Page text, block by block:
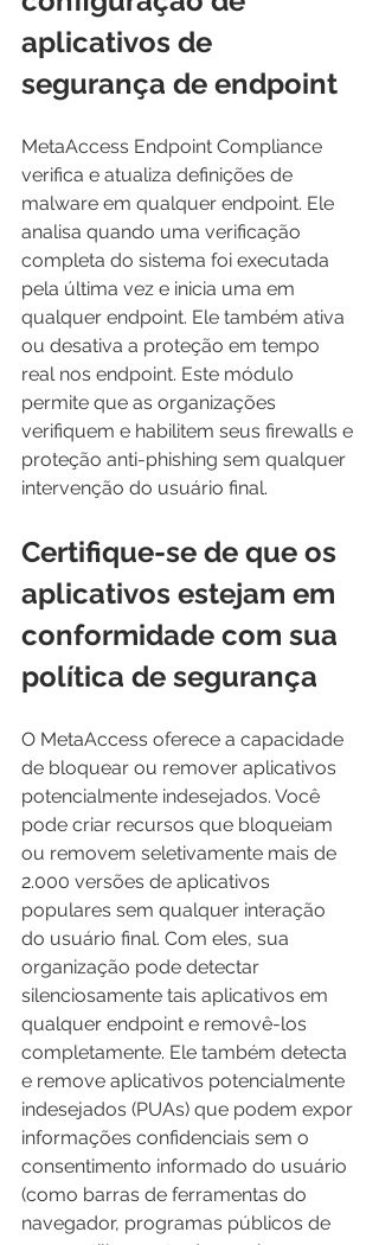
aplicativos de
segurança de endpoint
MetaAccess Endpoint Compliance
verifica e atualiza definições de
malware em qualquer endpoint. Ele
analisa quando uma verificação
completa do sistema foi executada
pela última vez e inicia uma em
qualquer endpoint. Ele também ativa
ou desativa a proteção em tempo
real nos endpoint. Este módulo
permite que as organizações
verifiquem e habilitem seus firewalls e
proteção anti-phishing sem qualquer
intervenção do usuário final.
Certifique-se de que os
aplicativos estejam em
conformidade com sua
política de segurança
O MetaAccess oferece a capacidade
de bloquear ou remover aplicativos
potencialmente indesejados. Você
pode criar recursos que bloqueiam
ou removem seletivamente mais de
2.000 versões de aplicativos
populares sem qualquer interação
do usuário final. Com eles, sua
organização pode detectar
silenciosamente tais aplicativos em
qualquer endpoint e removê-los
completamente. Ele também detecta
e remove aplicativos potencialmente
indesejados (PUAs) que podem expor
informações confidenciais sem o
consentimento informado do usuário
(como barras de ferramentas do
navegador, programas públicos de